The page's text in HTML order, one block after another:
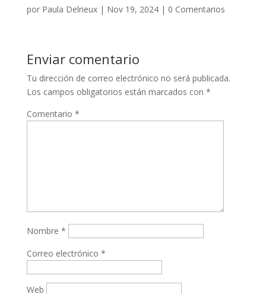
por Paula Delrieux| Nov 19, 2024| 0 Comentarios
Enviar comentario
Tu dirección de correo electrónico no será publicada.
Los campos obligatorios están marcados con *
Comentario *
Nombre *
Correo electrónico *
Web